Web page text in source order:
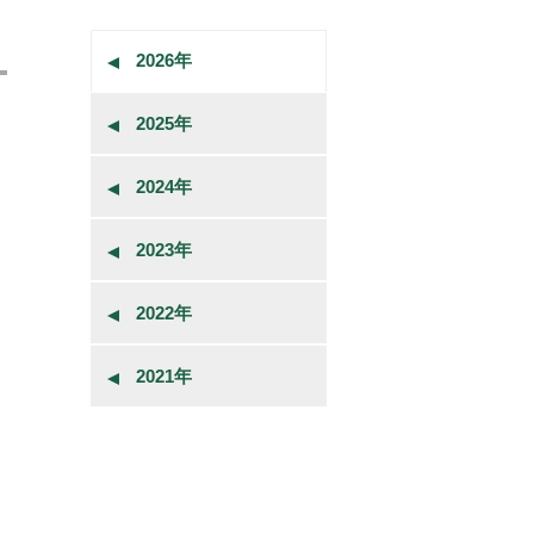
2026年
2025年
2024年
2023年
2022年
2021年